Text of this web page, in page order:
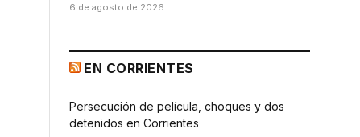
6 de agosto de 2026
EN CORRIENTES
Persecución de película, choques y dos
detenidos en Corrientes